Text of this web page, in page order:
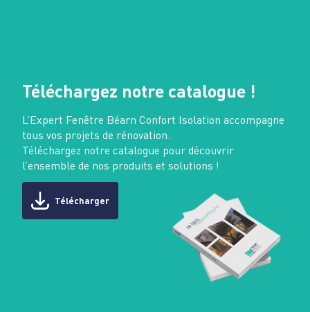
Téléchargez notre catalogue !
L’Expert Fenêtre Béarn Confort Isolation accompagne
tous vos projets de rénovation.
Téléchargez notre catalogue pour découvrir
l’ensemble de nos produits et solutions !
Télécharger